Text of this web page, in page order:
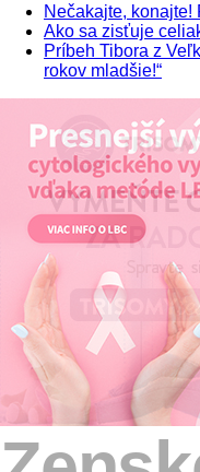
Nečakajte, konajte!
Ako sa zisťuje
Príbeh Tibora z
rokov mladšie!“